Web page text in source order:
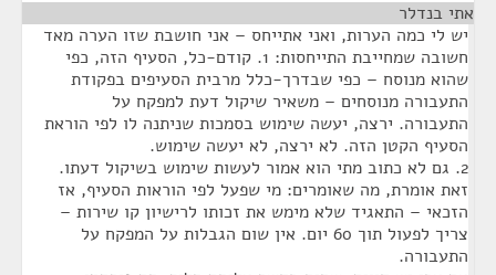
אתי בנדלר
יש לי כמה הערות, ואני אתייחס – אני חושבת שזו הערה מאד
חשובה שמחייבת התייחסות: 1. קודם-כל, הסעיף הזה, כפי
שהוא מנוסח – כפי שבדרך-כלל מרבית הסעיפים בפקודת
התעבורה מנוסחים – משאיר שיקול דעת למפקח על
התעבורה. ירצה, יעשה שימוש בסמכות שניתנה לו לפי הוראת
הסעיף הקטן הזה. לא ירצה, לא יעשה שימוש.
2. גם לא כתוב מתי הוא אמור לעשות שימוש בשיקול דעתו.
זאת אומרת, מה שאומרים: מי שפעל לפי הוראות הסעיף, אז
הזכאי – התאגיד שלא מימש את זכותו לרישיון קו שירות –
צריך לפעול תוך 60 יום. אין שום הגבלות על המפקח על
התעבורה.